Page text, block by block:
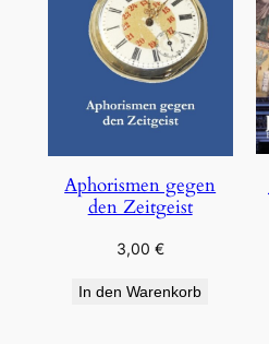
Aphorismen gegen
den Zeitgeist
3,00 €
In den Warenkorb